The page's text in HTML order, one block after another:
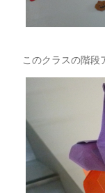
このクラスの階段